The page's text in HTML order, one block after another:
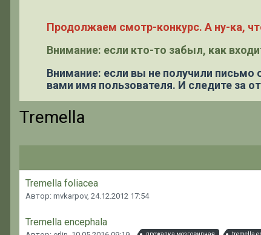
Продолжаем смотр-конкурс. А ну-ка,
Внимание: если кто-то забыл, как
Внимание: если вы не получили письмо
вами имя пользователя. И следите за
Tremella
Tremella foliacea
Автор: mvkarpov, 24.12.2012 17:54
Tremella encephala